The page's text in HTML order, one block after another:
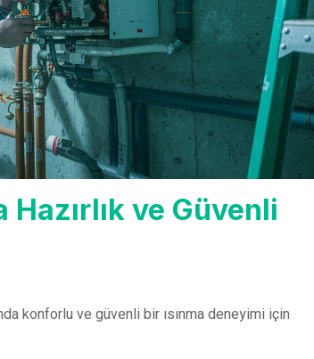
Hazırlık ve Güvenli
konforlu ve güvenli bir ısınma deneyimi için